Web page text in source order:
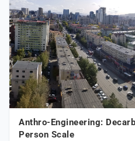
Anthro-Engineering:
Person Scale